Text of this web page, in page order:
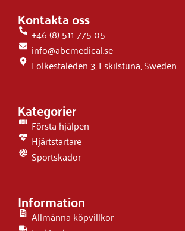
Kontakta oss
+46 (8) 511 775 05
info@abcmedical.se
Folkestaleden 3, Eskilstuna, Sweden
Kategorier
Första hjälpen
Hjärtstartare
Sportskador
Information
Allmänna köpvillkor